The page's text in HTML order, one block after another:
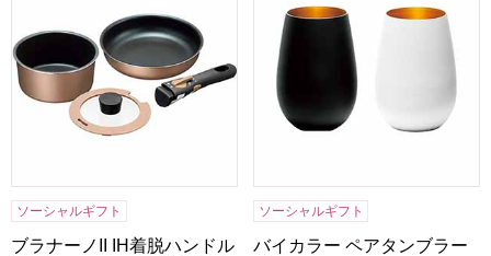
ソーシャルギフト
ブラナーノII IH着脱ハンドル
ソーシャルギフト
バイカラー ペアタンブラー